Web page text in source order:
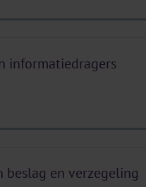
informatiedragers
beslag en verzegeling